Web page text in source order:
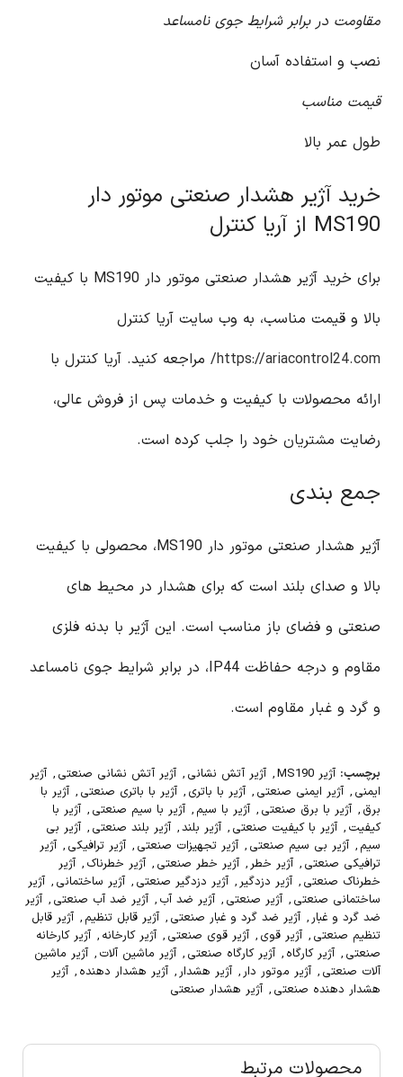
مقاومت در برابر شرایط جوی نامساعد
نصب و استفاده آسان
قیمت مناسب
طول عمر بالا
خرید آژیر هشدار صنعتی موتور دار
MS190 از آریا کنترل
برای خرید آژیر هشدار صنعتی موتور دار MS190 با کیفیت
بالا و قیمت مناسب، به وب سایت آریا کنترل
https://ariacontrol24.com/ مراجعه کنید. آریا کنترل با
ارائه محصولات با کیفیت و خدمات پس از فروش عالی،
رضایت مشتریان خود را جلب کرده است.
جمع بندی
آژیر هشدار صنعتی موتور دار MS190، محصولی با کیفیت
بالا و صدای بلند است که برای هشدار در محیط های
صنعتی و فضای باز مناسب است. این آژیر با بدنه فلزی
مقاوم و درجه حفاظت IP44، در برابر شرایط جوی نامساعد
و گرد و غبار مقاوم است.
برچسب: آژیر MS190 , آژیر آتش نشانی , آژیر آتش نشانی صنعتی , آژیر
ایمنی , آژیر ایمنی صنعتی , آژیر با باتری , آژیر با باتری صنعتی , آژیر با
برق , آژیر با برق صنعتی , آژیر با سیم , آژیر با سیم صنعتی , آژیر با
کیفیت , آژیر با کیفیت صنعتی , آژیر بلند, آژیر بلند صنعتی , آژیر بی
سیم , آژیر بی سیم صنعتی , آژیر تجهیزات صنعتی , آژیر ترافیکی , آژیر
ترافیکی صنعتی , آژیر خطر, آژیر خطر صنعتی , آژیر خطرناک , آژیر
خطرناک صنعتی , آژیر دزدگیر, آژیر دزدگیر صنعتی , آژیر ساختمانی , آژیر
ساختمانی صنعتی , آژیر صنعتی , آژیر ضد آب , آژیر ضد آب صنعتی , آژیر
ضد گرد و غبار, آژیر ضد گرد و غبار صنعتی , آژیر قابل تنظیم , آژیر قابل
تنظیم صنعتی , آژیر قوی , آژیر قوی صنعتی , آژیر کارخانه , آژیر کارخانه
صنعتی , آژیر کارگاه , آژیر کارگاه صنعتی , آژیر ماشین آلات , آژیر ماشین
آلات صنعتی , آژیر موتور دار, آژیر هشدار, آژیر هشدار دهنده , آژیر
هشدار دهنده صنعتی , آژیر هشدار صنعتی
محصولات مرتبط